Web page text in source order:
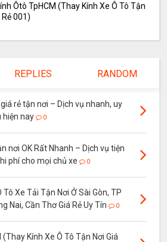
Ôtô TpHCM (Thay Kính Xe Ô Tô Tận
Rẻ 001)
REPLIES RANDOM
rẻ tận nơi – Dịch vụ nhanh, uy
hiện nay
0
nơi OK Rất Nhanh – Dịch vụ tiện
phí cho mọi chủ xe
0
Xe Tải Tận Nơi Ở Sài Gòn, TP
Nai, Cần Thơ Giá Rẻ Uy Tín
0
Kính Xe Ô Tô Tận Nơi Giá